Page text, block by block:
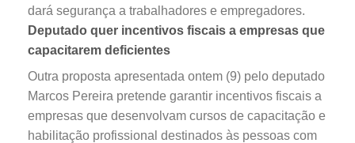
dará segurança a trabalhadores e empregadores.
Deputado quer incentivos fiscais a empresas que
capacitarem deficientes
Outra proposta apresentada ontem (9) pelo deputado
Marcos Pereira pretende garantir incentivos fiscais a
empresas que desenvolvam cursos de capacitação e
habilitação profissional destinados às pessoas com